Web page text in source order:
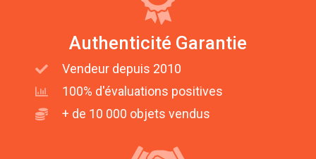
Authenticité Garantie
Vendeur depuis 2010
100% d'évaluations positives
+ de 10 000 objets vendus